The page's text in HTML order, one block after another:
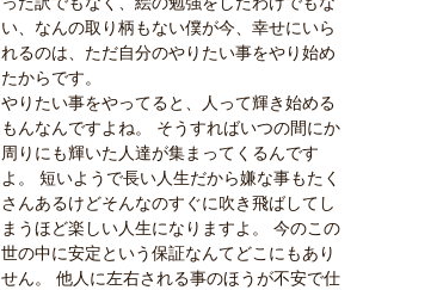
い、なんの取り柄もない僕が今、幸せにいら
れるのは、ただ自分のやりたい事をやり始め
たからです。
やりたい事をやってると、人って輝き始める
もんなんですよね。 そうすればいつの間にか
周りにも輝いた人達が集まってくるんです
よ。 短いようで長い人生だから嫌な事もたく
さんあるけどそんなのすぐに吹き飛ばしてし
まうほど楽しい人生になりますよ。 今のこの
世の中に安定という保証なんてどこにもあり
せん。 他人に左右される事のほうが不安で仕